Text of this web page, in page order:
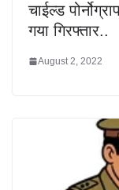
चाईल्ड
गया गिरफ्तार..
August 2, 2022